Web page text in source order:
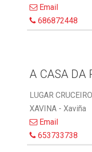
Email
686872448
A CASA DA
LUGAR
XAVINA - Xaviña
Email
653733738